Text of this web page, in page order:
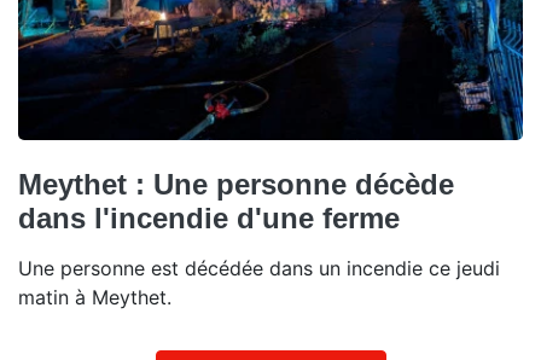
Meythet : Une personne décède
dans l'incendie d'une ferme
Une personne est décédée dans un incendie ce jeudi
matin à Meythet.